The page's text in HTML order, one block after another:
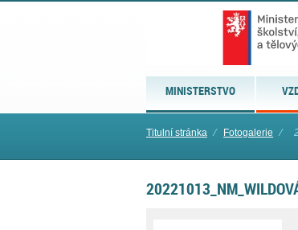
MINISTERSTVO
Titulní stránka ⁄ Fotogalerie ⁄